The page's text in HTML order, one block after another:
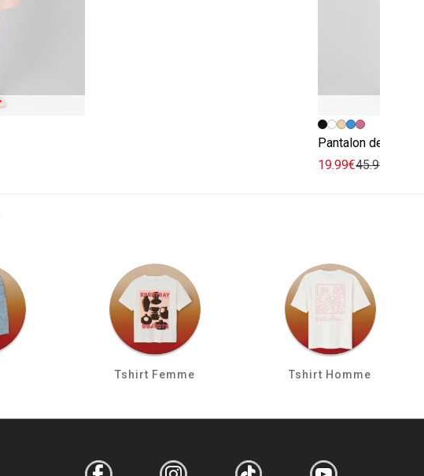
Pantalon de ville
19.99€45.99€
Tshirt Femme Tshirt Homme